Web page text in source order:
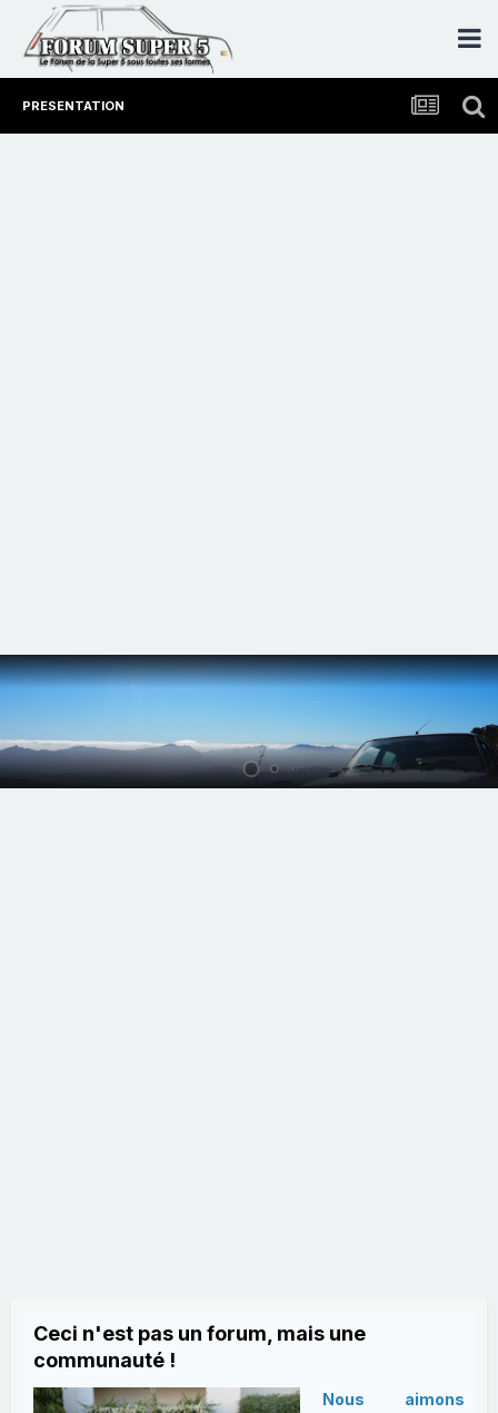
PRESENTATION
Ceci n'est pas un forum, mais une
communauté !
Nous aimons